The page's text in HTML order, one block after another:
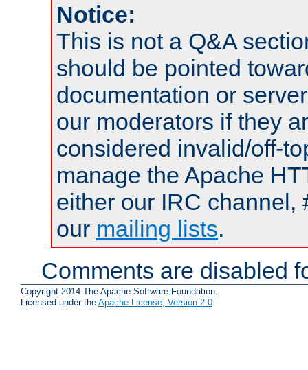
Notice:
This is not a Q&A
should be pointed
documentation or
our moderators if they
considered invalid/off-
manage the Apache
either our IRC channel,
our mailing lists.
Comments are disabled
Copyright 2014 The Apache Software Foundation.
Licensed under the Apache License, Version 2.0.